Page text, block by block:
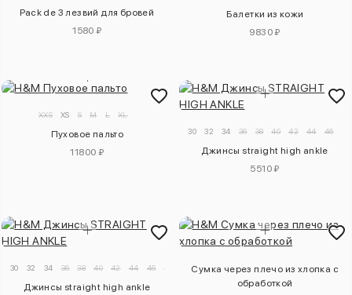
Pack de 3 лезвий для бровей
1580 ₽
Балетки из кожи
9830 ₽
XXS XS S M L XL
Пуховое пальто
11800 ₽
30 32 34 36 38 40 42 44 46
Джинсы straight high ankle
5510 ₽
30 32 34 36 38 40 42 44 46 48 52 54 56 58
Джинсы straight high ankle
Сумка через плечо из хлопка с
обработкой